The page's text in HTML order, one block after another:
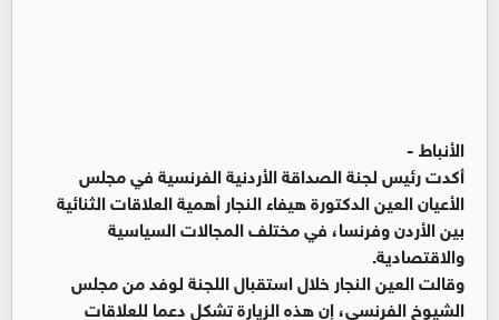
الأنباط -
أكدت رئيس لجنة الصداقة الأردنية الفرنسية في مجلس
الأعيان العين الدكتورة هيفاء النجار أهمية العلاقات الثنائية
بين الأردن وفرنسا، في مختلف المجالات السياسية
والاقتصادية.
وقالت العين النجار خلال استقبال اللجنة لوفد من مجلس
الشيوخ الفرنسي، إن هذه الزيارة تشكل دعما للعلاقات